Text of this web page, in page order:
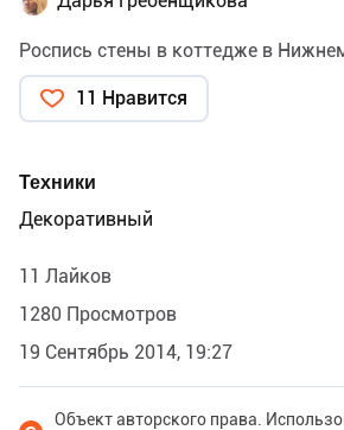
Роспись стены в коттедже в
11 Нравится
Техники
Декоративный
11 Лайков
1280 Просмотров
19 Сентябрь 2014, 19:27
Объект авторского права.